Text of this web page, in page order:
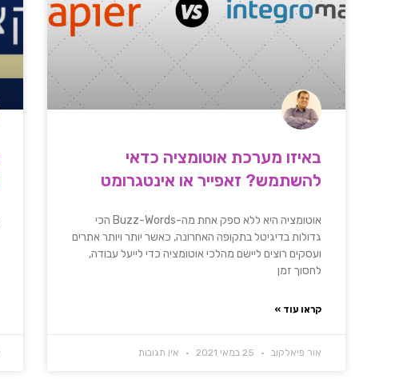
באיזו מערכת אוטומציה כדאי
להשתמש? זאפייר או אינטגרומט
אוטומציה היא ללא ספק אחת מה-Buzz-Words הכי
גדולות בדיגיטל בתקופה האחרונה, כאשר יותר ויותר אתרים
ועסקים רוצים ליישם מהלכי אוטומציה כדי לייעל עבודה,
לחסוך זמן
קראו עוד »
אור פיאלקוב אין תגובות